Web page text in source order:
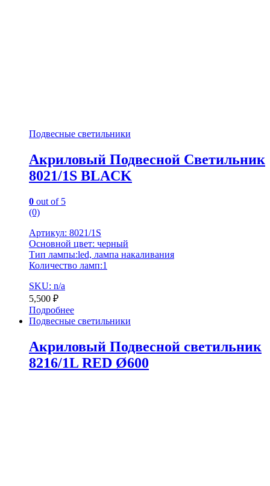
Подвесные светильники
Акриловый Подвесной Светильник
8021/1S BLACK
0 out of 5
(0)
Артикул: 8021/1S
Основной цвет: черный
Тип лампы:led, лампа накаливания
Количество ламп:1
SKU: n/a
5,500 ₽
Подробнее
Подвесные светильники
Акриловый Подвесной светильник
8216/1L RED Ø600